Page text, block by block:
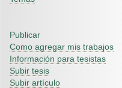
Publicar
Como agregar mis trabajos
Información para tesistas
Subir tesis
Subir artículo